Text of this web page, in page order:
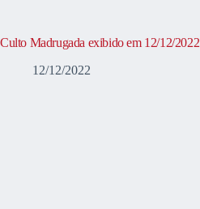
Culto Madrugada exibido em 12/12/2022
12/12/2022